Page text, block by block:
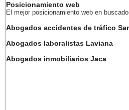
Posicionamiento web
El mejor posicionamiento web en
Abogados accidentes de tráfico
Abogados laboralistas Laviana
Abogados inmobiliarios Jaca